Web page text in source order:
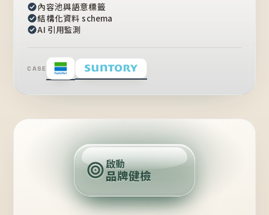
內容池與語意標籤
結構化資料 schema
AI 引用監測
CASE
定
位
點
啟動
品牌健檢